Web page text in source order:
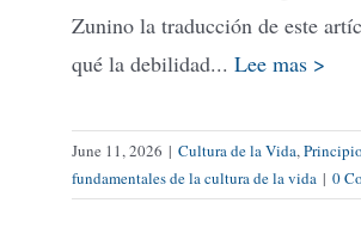
Zunino la traducción de este
qué la debilidad... Lee mas >
June 11, 2026 | Cultura de la Vida,
fundamentales de la cultura de la vida | 0